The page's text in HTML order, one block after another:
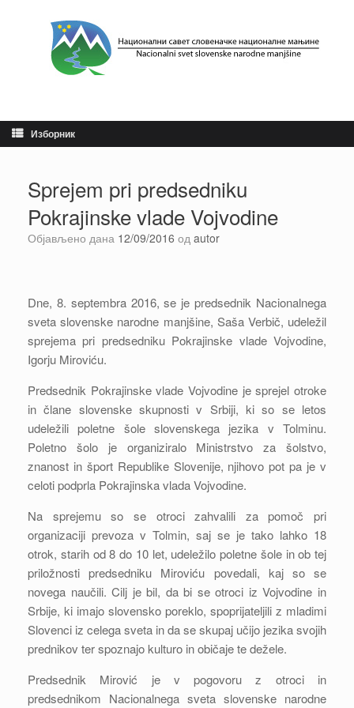
Изборник
Sprejem pri predsedniku
Pokrajinske vlade Vojvodine
Објављено дана 12/09/2016 од autor
Dne, 8. septembra 2016, se je predsednik Nacionalnega
sveta slovenske narodne manjšine, Saša Verbič, udeležil
sprejema pri predsedniku Pokrajinske vlade Vojvodine,
Igorju Miroviću.
Predsednik Pokrajinske vlade Vojvodine je sprejel otroke
in člane slovenske skupnosti v Srbiji, ki so se letos
udeležili poletne šole slovenskega jezika v Tolminu.
Poletno šolo je organiziralo Ministrstvo za šolstvo,
znanost in šport Republike Slovenije, njihovo pot pa je v
celoti podprla Pokrajinska vlada Vojvodine.
Na sprejemu so se otroci zahvalili za pomoč pri
organizaciji prevoza v Tolmin, saj se je tako lahko 18
otrok, starih od 8 do 10 let, udeležilo poletne šole in ob tej
priložnosti predsedniku Miroviću povedali, kaj so se
novega naučili. Cilj je bil, da bi se otroci iz Vojvodine in
Srbije, ki imajo slovensko poreklo, spoprijateljili z mladimi
Slovenci iz celega sveta in da se skupaj učijo jezika svojih
prednikov ter spoznajo kulturo in običaje te dežele.
Predsednik Mirović je v pogovoru z otroci in
predsednikom Nacionalnega sveta slovenske narodne